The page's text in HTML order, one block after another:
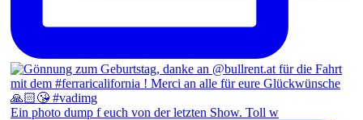
Ein photo dump f euch von der letzten Show. Toll w